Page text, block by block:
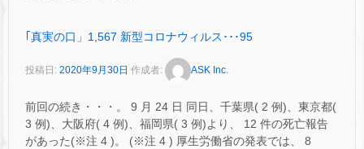
｢真実の口」1,567 新型コロナウィルス･･･95
投稿日: 2020年9月30日 作成者: ASK Inc.
前回の続き・・・。 9 月 24 日 同日、千葉県( 2 例)、東京都(
3 例)、大阪府( 4 例)、福岡県( 3 例)より、 12 件の死亡報告
があった(※注 4 )。 (※注 4 ) 厚生労働省の発表では、 8